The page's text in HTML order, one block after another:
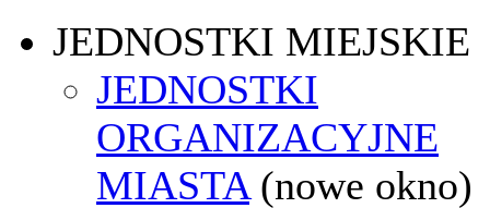
JEDNOSTKI MIEJSKIE
JEDNOSTKI
ORGANIZACYJNE
MIASTA (nowe okno)